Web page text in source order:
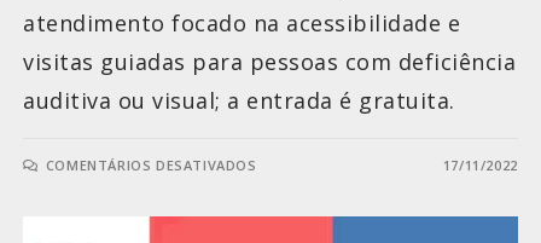
atendimento focado na acessibilidade e
visitas guiadas para pessoas com deficiência
auditiva ou visual; a entrada é gratuita.
COMENTÁRIOS DESATIVADOS 17/11/2022